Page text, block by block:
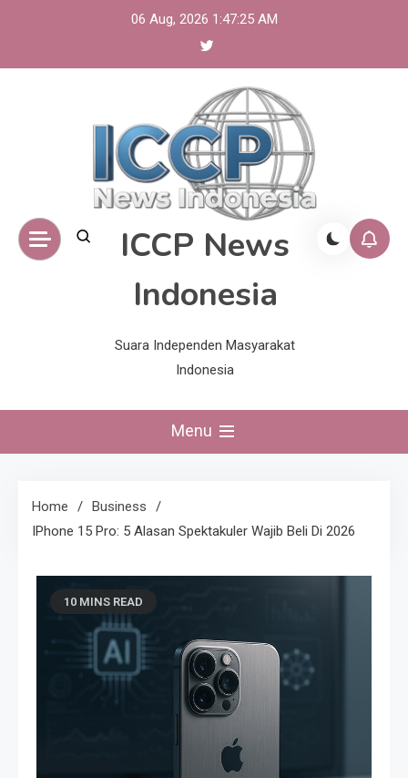
06 Aug, 2026 1:47:26 AM
ICCP News
Indonesia
Suara Independen Masyarakat
Indonesia
Menu
Home
Business
IPhone 15 Pro: 5 Alasan Spektakuler Wajib Beli Di 2026
10 MINS READ